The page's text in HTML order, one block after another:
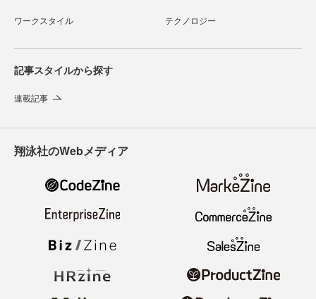
ワークスタイル テクノロジー
記事スタイルから探す
連載記事
翔泳社のWebメディア